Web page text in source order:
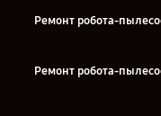
Ремонт робота-
Ремонт робота-